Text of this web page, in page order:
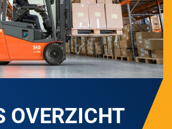
OVERZICHT